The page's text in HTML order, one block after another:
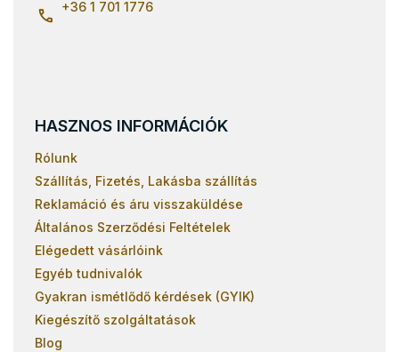
+36 1 701 1776
HASZNOS INFORMÁCIÓK
Rólunk
Szállítás, Fizetés, Lakásba szállítás
Reklamáció és áru visszaküldése
Általános Szerződési Feltételek
Elégedett vásárlóink
Egyéb tudnivalók
Gyakran ismétlődő kérdések (GYIK)
Kiegészítő szolgáltatások
Blog